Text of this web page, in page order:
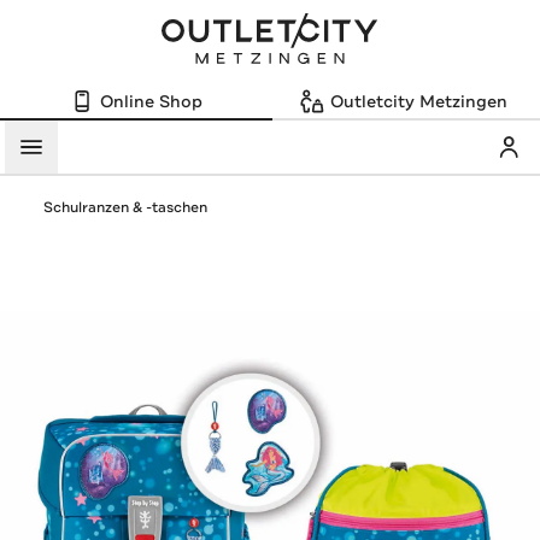
Online Shop Outletcity Metzingen
Menü
Schulranzen & -taschen